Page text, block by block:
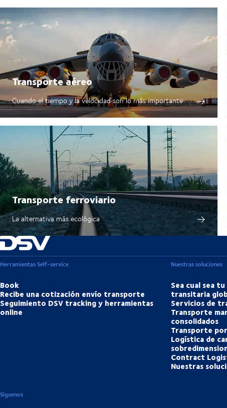
Transporte aéreo
Cuando el tiempo y la velocidad son lo más importante
Transporte ferroviario
La alternativa más ecológica
Herramientas Self-service
Book
Recibe una cotización envío transporte
Seguimiento DSV tracking y herramientas
online
Nuestras soluciones
Sea cual sea
transitaria
Servicios de
Transporte
consolidados
Transporte
Logística de
Contract
Nuestras
Síguenos